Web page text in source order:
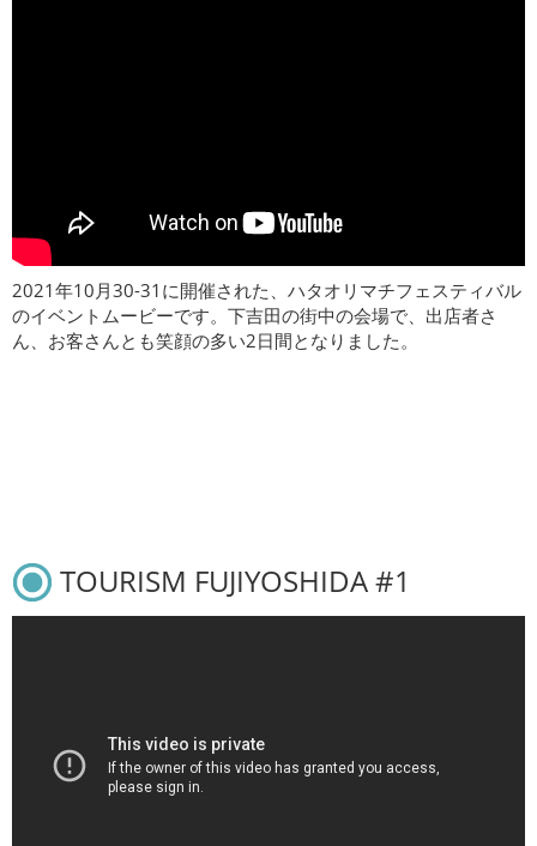
2021年10月30-31に開催された、ハタオリマチフェスティバル
のイベントムービーです。下吉田の街中の会場で、出店者さ
ん、お客さんとも笑顔の多い2日間となりました。
TOURISM FUJIYOSHIDA #1